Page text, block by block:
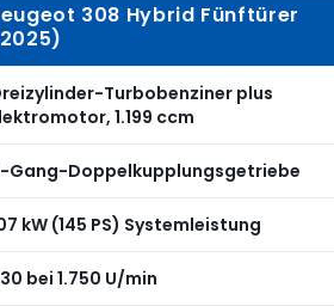
308 Hybrid Fünftürer
Turbobenziner plus
1.199 ccm
Gang-Doppelkupplungsgetriebe
kW (145 PS) Systemleistung
bei 1.750 U/min